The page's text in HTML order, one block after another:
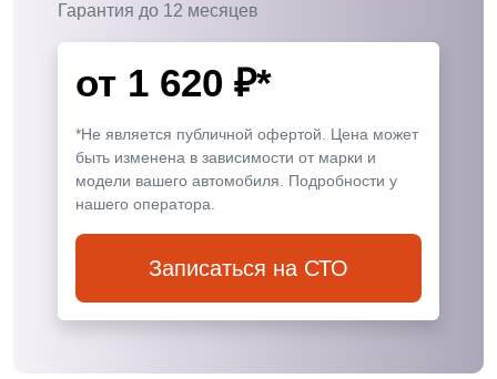
Гарантия до 12 месяцев
от 1 620 ₽*
*Не является публичной офертой. Цена может
быть изменена в зависимости от марки и
модели вашего автомобиля. Подробности у
нашего оператора.
Записаться на СТО